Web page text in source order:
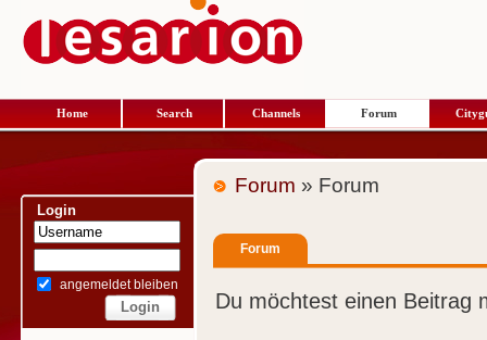
Home Search Channels Forum
Login
angemeldet bleiben
Forum » Forum
Forum
Du möchtest einen Beitrag